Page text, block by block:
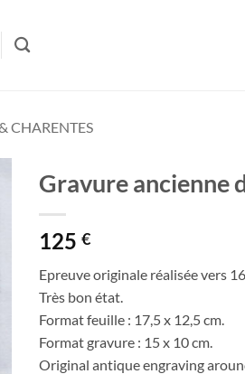
CHARENTES
Gravure ancienne
125 €
Epreuve originale réalisée vers
Très bon état.
Format feuille : 17,5 x 12,5 cm.
Format gravure : 15 x 10 cm.
Original antique engraving